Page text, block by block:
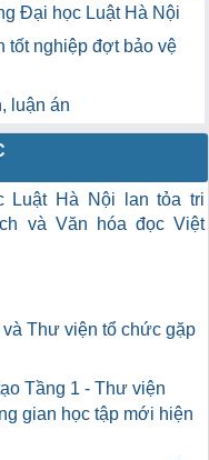
Đại học Luật Hà Nội
tốt nghiệp đợt bảo vệ
luận án
Luật Hà Nội lan tỏa tri
và Văn hóa đọc Việt
Thư viện tổ chức gặp
Tầng 1 - Thư viện
gian học tập mới hiện